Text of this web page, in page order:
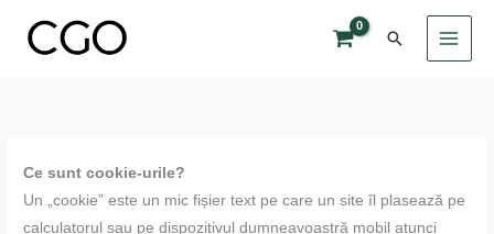
Search
Ce sunt cookie-urile?
Un „cookie” este un mic fișier text pe care un site îl plasează pe
calculatorul sau pe dispozitivul dumneavoastră mobil atunci